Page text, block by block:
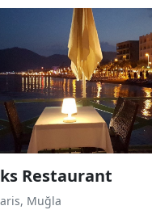
hem yerli hem yabancı
Restaurant
Muğla